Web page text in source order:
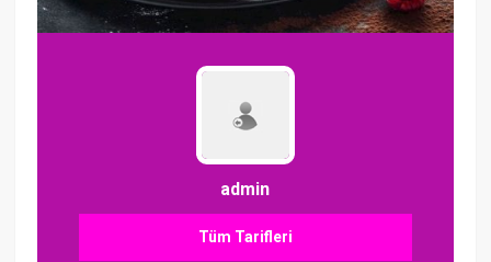
admin
Tüm Tarifleri